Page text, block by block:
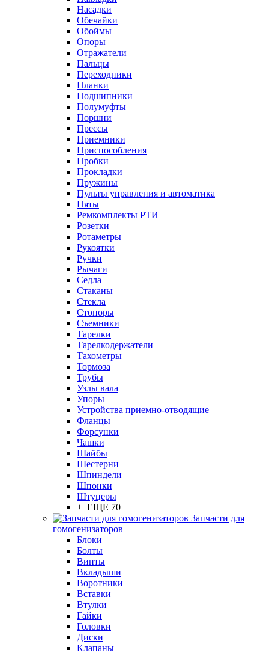
Насадки
Обечайки
Обоймы
Опоры
Отражатели
Пальцы
Переходники
Планки
Подшипники
Полумуфты
Поршни
Прессы
Приемники
Приспособления
Пробки
Прокладки
Пружины
Пульты управления и автоматика
Пяты
Ремкомплекты РТИ
Розетки
Ротаметры
Рукоятки
Ручки
Рычаги
Седла
Стаканы
Стекла
Стопоры
Съемники
Тарелки
Тарелкодержатели
Тахометры
Тормоза
Трубы
Узлы вала
Упоры
Устройства приемно-отводящие
Фланцы
Форсунки
Чашки
Шайбы
Шестерни
Шпиндели
Шпонки
Штуцеры
+ ЕЩЕ 70
Запчасти для
гомогенизаторов
Блоки
Болты
Винты
Вкладыши
Воротники
Вставки
Втулки
Гайки
Головки
Диски
Клапаны